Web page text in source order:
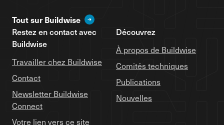
Tout sur Buildwise
Restez en contact avec
Buildwise
Travailler chez Buildwise
Contact
Newsletter Buildwise
Connect
Votre lien vers ce site
Découvrez
À propos de Buildwise
Comités techniques
Publications
Nouvelles